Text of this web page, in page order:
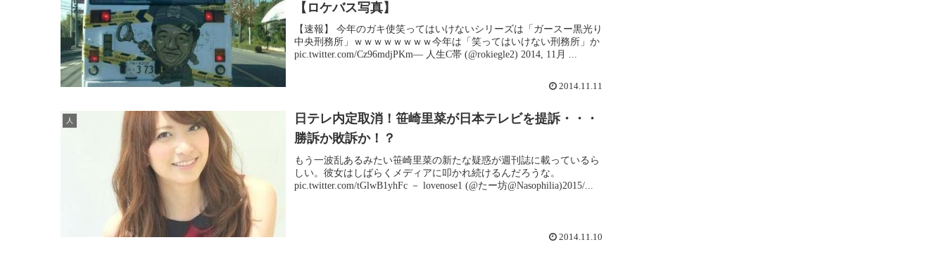
【ロケバス写真】
【速報】 今年のガキ使笑ってはいけないシリーズは「ガースー黒光り
中央刑務所」ｗｗｗｗｗｗｗｗ今年は「笑ってはいけない刑務所」か
pic.twitter.com/Cz96mdjPKm— 人生C帯 (@rokiegle2) 2014, 11月 ...
2014.11.11
人
日テレ内定取消！笹崎里菜が日本テレビを提訴・・・
勝訴か敗訴か！？
もう一波乱あるみたい笹崎里菜の新たな疑惑が週刊誌に載っているら
しい。彼女はしばらくメディアに叩かれ続けるんだろうな。
pic.twitter.com/tGlwB1yhFc － lovenose1 (@たー坊@Nasophilia)2015/...
2014.11.10